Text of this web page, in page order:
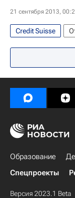
21 сентября 2013,
Credit Suisse
Москва
Америка
Северная Америка
Анатолий Чубайс
Nasdaq
Здоровье
Образование
Спецпроекты
Версия 2023.1 Beta